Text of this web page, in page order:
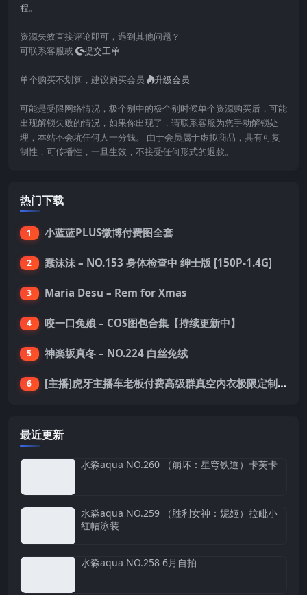
程。
资源失效直接评论即可，遇到其他问题？
可联系客服或
提交工单
单个购买不划算，建议购买会员 升级会员
可能是受限网络情况，极个别中的极个别时候单个资源购买后，可能
出现解锁失败的情况，如果你出现了，请联系客服为您手动解锁处
理，本站不会坑任何人一分钱。 由于会员属于虚拟商品，具有可复
制性，可传播性，一旦生效，不接受任何形式的退款。
热门下载
1 小蓝蓝PLUS微博付费图全套
2 蠢沫沫 – NO.153 身体检查中 绅士版 [150P-1.4G]
3 Maria Desu – Rem for Xmas
4 咬一口兔娘 – COS图包合集【持续更新中】
5 神楽坂真冬 – NO.224 白丝兔绒
6 [主播]虎牙主播车老板付费高级群真空内衣极限定制8分19
最近更新
水淼aqua NO.260 （崩坏：星穹铁道）卡芙卡
水淼aqua NO.259 （胜利女神：妮姬）拉毗小
红帽泳装
水淼aqua NO.258 6月自拍